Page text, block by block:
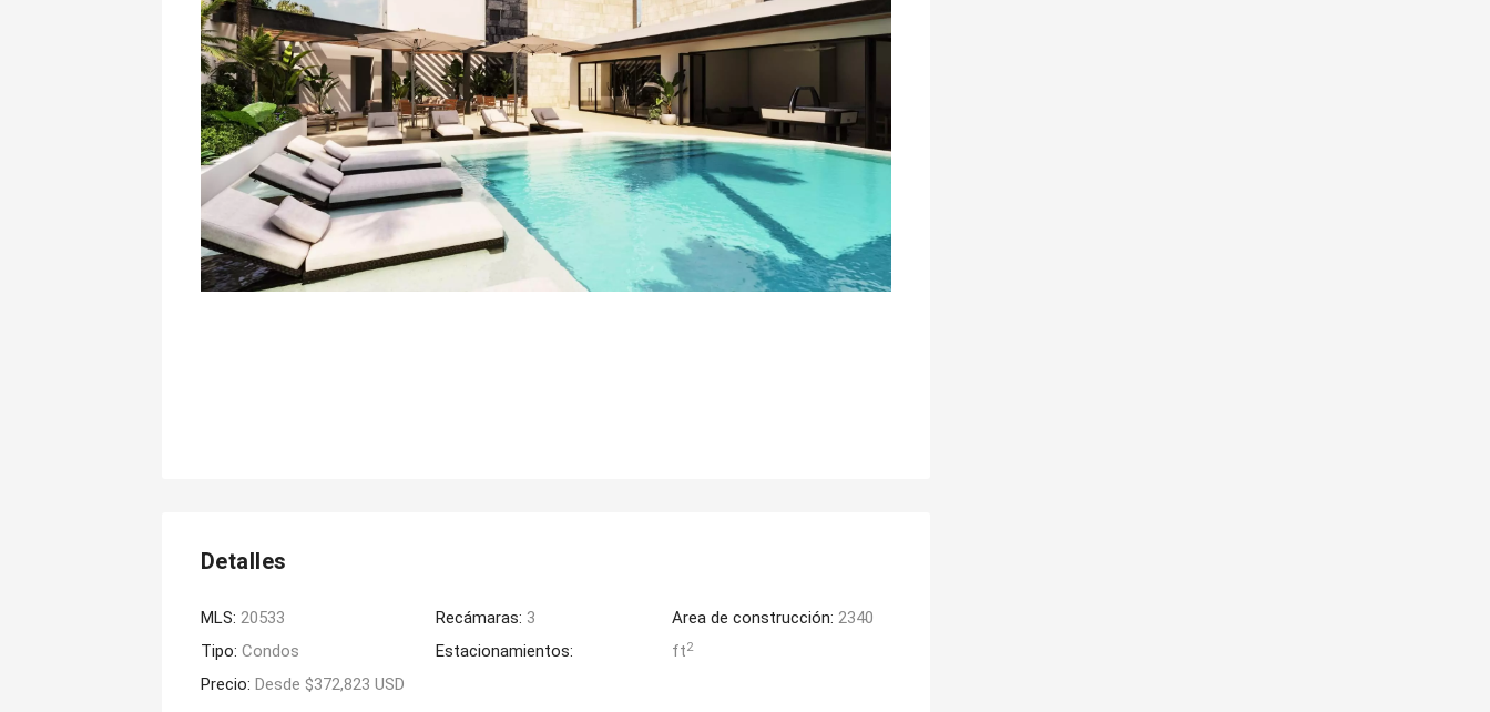
Detalles
MLS: 20533
Tipo: Condos
Precio: Desde $372,823 USD
Recámaras: 3
Estacionamientos:
Area de construcción: 2340
ft2